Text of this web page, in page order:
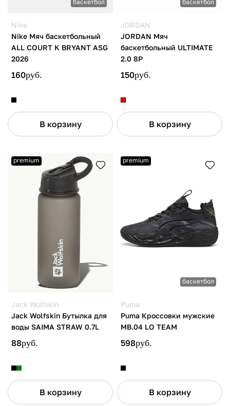
баскетбол
Nike
Nike Мяч баскетбольный
ALL COURT K BRYANT ASG
2026
160руб.
В корзину
баскетбол
JORDAN
JORDAN Мяч
баскетбольный ULTIMATE
2.0 8P
150руб.
В корзину
premium
Jack Wolfskin
Jack Wolfskin Бутылка для
воды SAIMA STRAW 0.7L
88руб.
В корзину
premium
баскетбол
Puma
Puma Кроссовки мужские
MB.04 LO TEAM
598руб.
В корзину